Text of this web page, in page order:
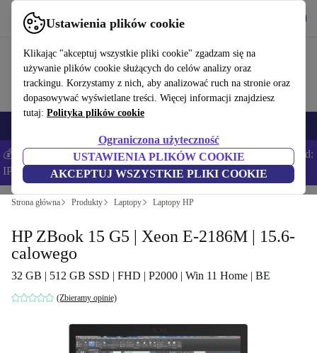
Ustawienia plików cookie
Klikając "akceptuj wszystkie pliki cookie" zgadzam się na
używanie plików cookie służących do celów analizy oraz
trackingu. Korzystamy z nich, aby analizować ruch na stronie oraz
dopasowywać wyświetlane treści. Więcej informacji znajdziesz
tutaj: Polityka plików cookie
Ograniczona użyteczność
USTAWIENIA PLIKÓW COOKIE
AKCEPTUJ WSZYSTKIE PLIKI COOKIE
Korzystaj z refurbed szybko i łatwo
💰Zaoszczędź DODATKOWE 5% na wszystkich iPhone’ach – Kod:
IPHONEDEAL –Regulamin
Strona główna Produkty Laptopy Laptopy HP
HP ZBook 15 G5 | Xeon E-2186M | 15.6-
calowego
32 GB | 512 GB SSD | FHD | P2000 | Win 11 Home | BE
(Zbieramy opinie)